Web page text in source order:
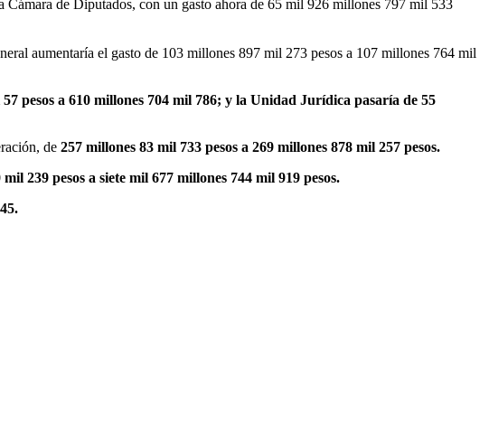
Cámara de Diputados, con un gasto ahora de 65 mil 926 millones 797 mil 533
aumentaría el gasto de 103 millones 897 mil 273 pesos a 107 millones 764 mil
pesos a 610 millones 704 mil 786; y la Unidad Jurídica pasaría de 55
de 257 millones 83 mil 733 pesos a 269 millones 878 mil 257 pesos.
239 pesos a siete mil 677 millones 744 mil 919 pesos.